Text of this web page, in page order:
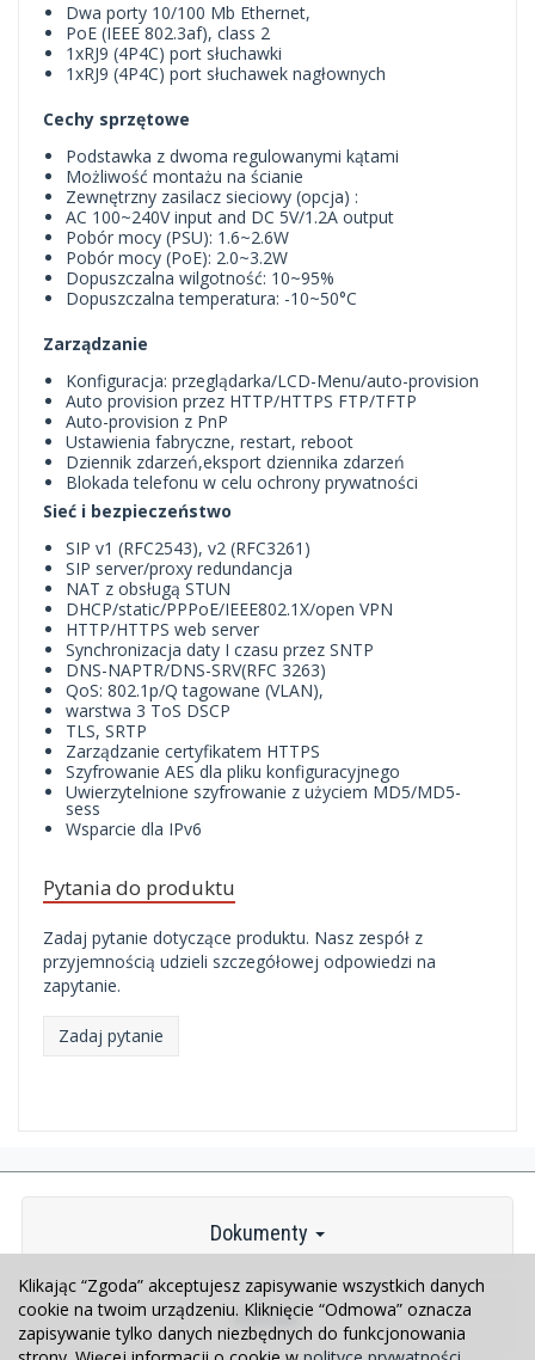
Dwa porty 10/100 Mb Ethernet,
PoE (IEEE 802.3af), class 2
1xRJ9 (4P4C) port słuchawki
1xRJ9 (4P4C) port słuchawek nagłownych
Cechy sprzętowe
Podstawka z dwoma regulowanymi kątami
Możliwość montażu na ścianie
Zewnętrzny zasilacz sieciowy (opcja) :
AC 100~240V input and DC 5V/1.2A output
Pobór mocy (PSU): 1.6~2.6W
Pobór mocy (PoE): 2.0~3.2W
Dopuszczalna wilgotność: 10~95%
Dopuszczalna temperatura: -10~50°C
Zarządzanie
Konfiguracja: przeglądarka/LCD-Menu/auto-provision
Auto provision przez HTTP/HTTPS FTP/TFTP
Auto-provision z PnP
Ustawienia fabryczne, restart, reboot
Dziennik zdarzeń,eksport dziennika zdarzeń
Blokada telefonu w celu ochrony prywatności
Sieć i bezpieczeństwo
SIP v1 (RFC2543), v2 (RFC3261)
SIP server/proxy redundancja
NAT z obsługą STUN
DHCP/static/PPPoE/IEEE802.1X/open VPN
HTTP/HTTPS web server
Synchronizacja daty I czasu przez SNTP
DNS-NAPTR/DNS-SRV(RFC 3263)
QoS: 802.1p/Q tagowane (VLAN),
warstwa 3 ToS DSCP
TLS, SRTP
Zarządzanie certyfikatem HTTPS
Szyfrowanie AES dla pliku konfiguracyjnego
Uwierzytelnione szyfrowanie z użyciem MD5/MD5-
sess
Wsparcie dla IPv6
Pytania do produktu
Zadaj pytanie dotyczące produktu. Nasz zespół z
przyjemnością udzieli szczegółowej odpowiedzi na
zapytanie.
Zadaj pytanie
Dokumenty
Kontakt
Klikając “Zgoda” akceptujesz zapisywanie wszystkich danych
cookie na twoim urządzeniu. Kliknięcie “Odmowa” oznacza
zapisywanie tylko danych niezbędnych do funkcjonowania